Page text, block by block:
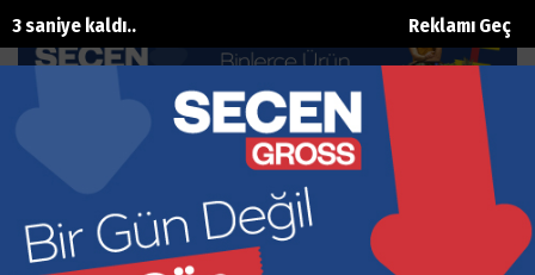
Reklamı Geç
2 saniye kaldı..